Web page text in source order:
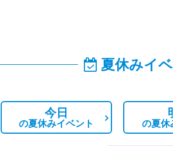
夏休みイ
今日
の夏休みイベント の夏休